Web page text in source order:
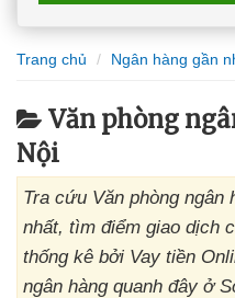
Trang chủ Ngân hàng gần
Văn phòng
Nội
Tra cứu Văn phòng ngân
nhất, tìm điểm giao dịch
thống kê bởi Vay tiền
ngân hàng quanh đây ở